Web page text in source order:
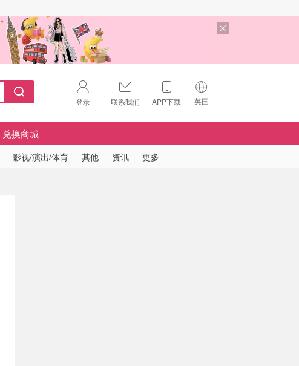
登录 联系我们 APP下载 英国
🇺🇸
🇨🇳
中国
兑换商城
影视/演出/体育 其他 资讯 更多